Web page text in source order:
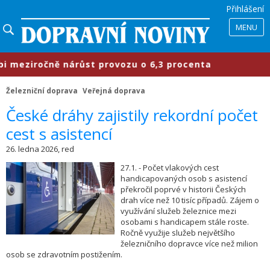
Přihlášení
MENU
nárůst provozu o 6,3 procenta
Železniční doprava Veřejná doprava
​České dráhy zajistily rekordní počet
cest s asistencí
26. ledna 2026, red
27.1. - Počet vlakových cest
handicapovaných osob s asistencí
překročil poprvé v historii Českých
drah více než 10 tisíc případů. Zájem o
využívání služeb železnice mezi
osobami s handicapem stále roste.
Ročně využije služeb největšího
železničního dopravce více než milion
osob se zdravotním postižením.